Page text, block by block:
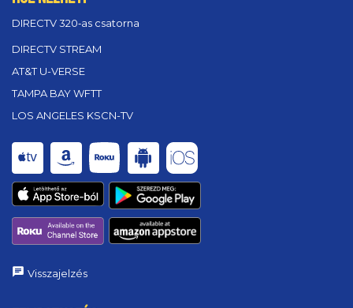
DIRECTV 320‑as csatorna
DIRECTV STREAM
AT&T U-VERSE
TAMPA BAY WFTT
LOS ANGELES KSCN-TV
Visszajelzés